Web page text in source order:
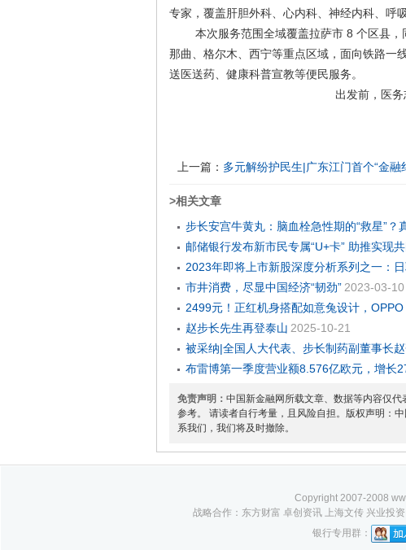
专家，覆盖肝胆外科、心内科、神经内科、呼
本次服务范围全域覆盖拉萨市 8 个区县，
那曲、格尔木、西宁等重点区域，面向铁路一
送医送药、健康科普宣教等便民服务。
出发前，医务
上一篇： 多元解纷护民生|广东江门首个“金
>相关文章
步长安宫牛黄丸：脑血栓急性期的“救星”？
邮储银行发布新市民专属“U+卡” 助推实现共
2023年即将上市新股深度分析系列之一：日
市井消费，尽显中国经济“韧劲” 2023-03-10
2499元！正红机身搭配如意兔设计，
赵步长先生再登泰山 2025-10-21
被采纳|全国人大代表、步长制药副董事长
布雷博第一季度营业额8.576亿欧元，增长
免责声明： 中国新金融网所载文章、数据等内容仅
参考。 请读者自行考量，且风险自担。版权声明：
系我们，我们将及时撤除。
Copyright 2007-2008
战略合作：东方财富 卓创资讯 上海文传 兴业投资
银行专用群：